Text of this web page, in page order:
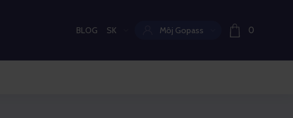
BLOG Aktuální jazyk:
SK Môj Gopass 0